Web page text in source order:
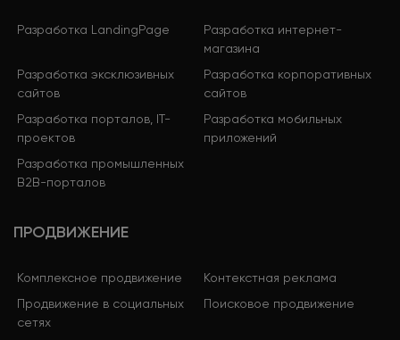
Разработка LandingPage
Разработка интернет-
магазина
Разработка эксклюзивных
сайтов
Разработка корпоративных
сайтов
Разработка порталов, IT-
проектов
Разработка мобильных
приложений
Разработка промышленных
B2B-порталов
ПРОДВИЖЕНИЕ
Комплексное продвижение
Контекстная реклама
Продвижение в социальных
сетях
Поисковое продвижение